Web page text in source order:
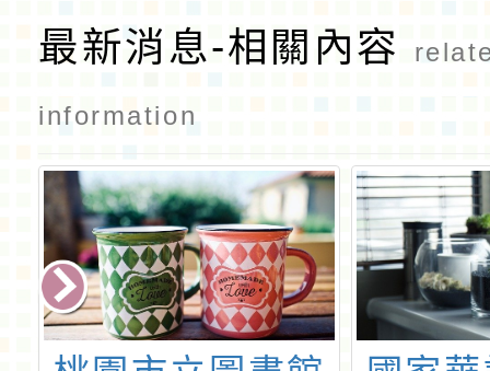
最新消息-相關內容
information